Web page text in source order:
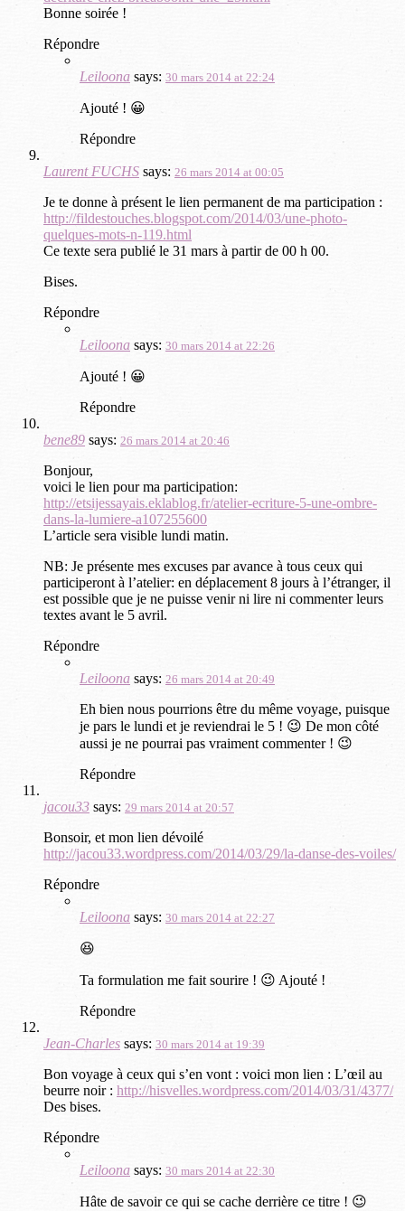
Bonne soirée !
Répondre
Leiloona says: 30 mars 2014 at 22:24
Ajouté ! 😀
Répondre
Laurent FUCHS says: 26 mars 2014 at 00:05
Je te donne à présent le lien permanent de ma participation :
http://fildestouches.blogspot.com/2014/03/une-photo-
quelques-mots-n-119.html
Ce texte sera publié le 31 mars à partir de 00 h 00.
Bises.
Répondre
Leiloona says: 30 mars 2014 at 22:26
Ajouté ! 😀
Répondre
bene89 says: 26 mars 2014 at 20:46
Bonjour,
voici le lien pour ma participation:
http://etsijessayais.eklablog.fr/atelier-ecriture-5-une-ombre-
dans-la-lumiere-a107255600
L’article sera visible lundi matin.
NB: Je présente mes excuses par avance à tous ceux qui
participeront à l’atelier: en déplacement 8 jours à l’étranger, il
est possible que je ne puisse venir ni lire ni commenter leurs
textes avant le 5 avril.
Répondre
Leiloona says: 26 mars 2014 at 20:49
Eh bien nous pourrions être du même voyage, puisque
je pars le lundi et je reviendrai le 5 ! 😉 De mon côté
aussi je ne pourrai pas vraiment commenter ! 😉
Répondre
jacou33 says: 29 mars 2014 at 20:57
Bonsoir, et mon lien dévoilé
http://jacou33.wordpress.com/2014/03/29/la-danse-des-voiles/
Répondre
Leiloona says: 30 mars 2014 at 22:27
😆
Ta formulation me fait sourire ! 😉 Ajouté !
Répondre
Jean-Charles says: 30 mars 2014 at 19:39
Bon voyage à ceux qui s’en vont : voici mon lien : L’œil au
beurre noir : http://hisvelles.wordpress.com/2014/03/31/4377/‎
Des bises.
Répondre
Leiloona says: 30 mars 2014 at 22:30
Hâte de savoir ce qui se cache derrière ce titre ! 😉